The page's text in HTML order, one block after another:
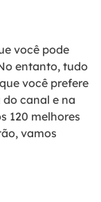
você pode
entanto, tudo
você prefere
do canal e na
120 melhores
vamos